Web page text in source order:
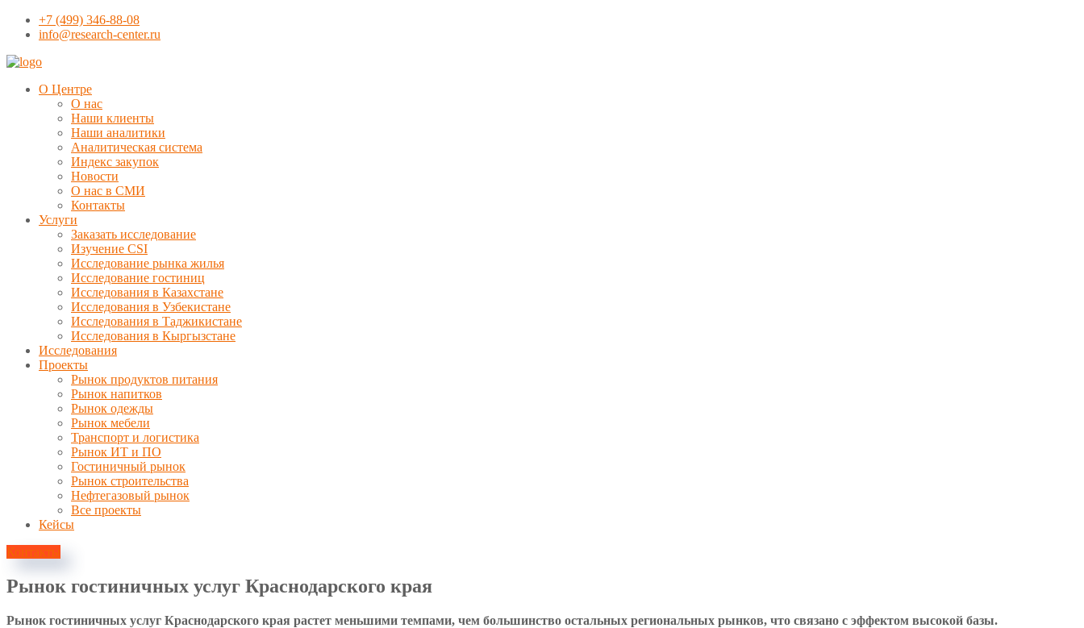
+7 (499) 346-88-08
info@research-center.ru
О Центре
О нас
Наши клиенты
Наши аналитики
Аналитическая система
Индекс закупок
Новости
О нас в СМИ
Контакты
Услуги
Заказать исследование
Изучение CSI
Исследование рынка жилья
Исследование гостиниц
Исследования в Казахстане
Исследования в Узбекистане
Исследования в Таджикистане
Исследования в Кыргызстане
Исследования
Проекты
Рынок продуктов питания
Рынок напитков
Рынок одежды
Рынок мебели
Транспорт и логистика
Рынок ИТ и ПО
Гостиничный рынок
Рынок строительства
Нефтегазовый рынок
Все проекты
Кейсы
Контакты
Рынок гостиничных услуг Краснодарского края
Рынок гостиничных услуг Краснодарского края растет меньшими темпами, чем большинство остальных региональных рынков, что связано с эффектом высокой базы.